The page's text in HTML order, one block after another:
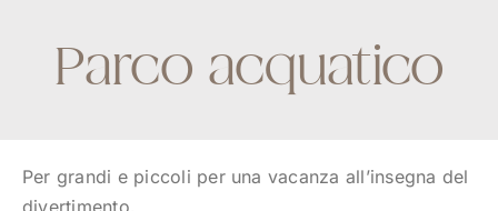
Parco acquatico
Per grandi e piccoli per una vacanza all’insegna del
divertimento.